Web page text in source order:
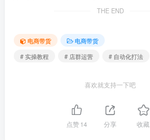
THE END
电商带货
电商带货
# 实操教程
# 店群运营 # 自动化打法
喜欢就支持一下吧
点赞14 分享 收藏